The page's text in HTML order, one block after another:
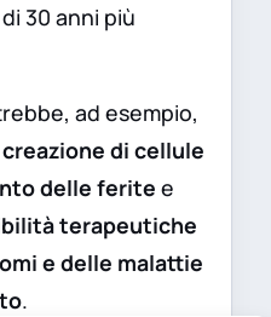
30 anni più
ad esempio,
creazione di cellule
delle ferite e
terapeutiche
e delle malattie
.